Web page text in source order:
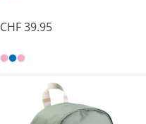
CHF 39.95